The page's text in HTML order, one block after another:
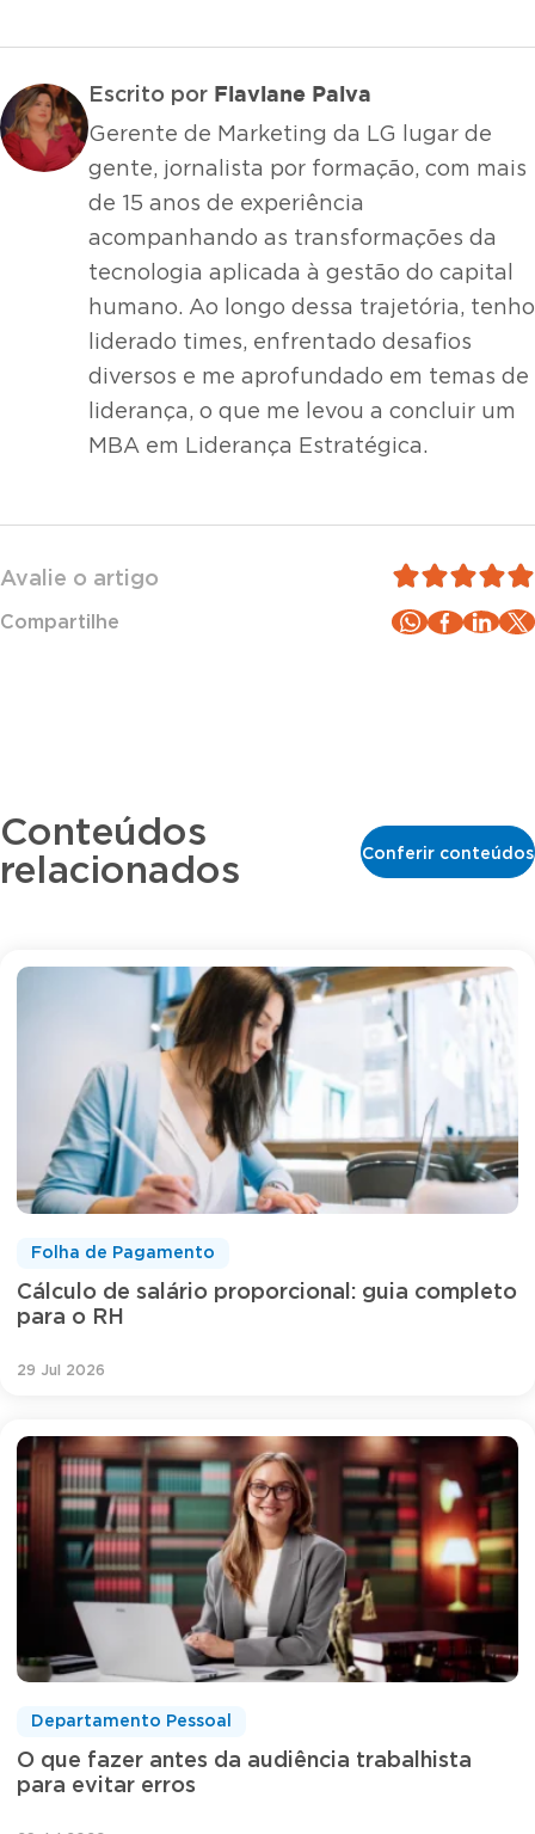
Escrito por Flaviane Paiva
Gerente de Marketing da LG lugar de
gente, jornalista por formação, com mais
de 15 anos de experiência
acompanhando as transformações da
tecnologia aplicada à gestão do capital
humano. Ao longo dessa trajetória, tenho
liderado times, enfrentado desafios
diversos e me aprofundado em temas de
liderança, o que me levou a concluir um
MBA em Liderança Estratégica.
Avalie o artigo
Compartilhe
Conteúdos
relacionados
Conferir conteúdos
Cálculo de salário proporcional: guia completo
para o RH
Folha de Pagamento
29 Jul 2026
O que fazer antes da audiência trabalhista
para evitar erros
Departamento Pessoal